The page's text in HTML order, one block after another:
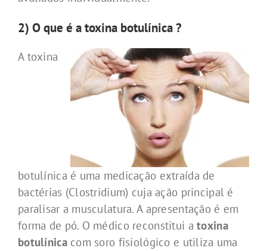
2) O que é a toxina botulínica ?
A toxina
botulínica é uma medicação extraída de
bactérias (Clostridium) cuja ação principal é
paralisar a musculatura. A apresentação é em
forma de pó. O médico reconstitui atoxina
botulínica com soro fisiológico e utiliza uma